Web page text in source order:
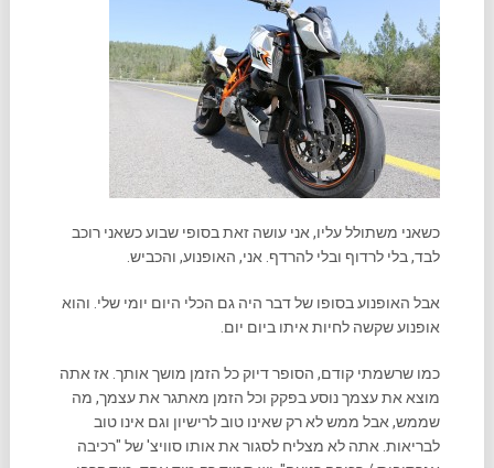
כשאני משתולל עליו, אני עושה זאת בסופי שבוע כשאני רוכב
לבד, בלי לרדוף ובלי להרדף. אני, האופנוע, והכביש.
אבל האופנוע בסופו של דבר היה גם הכלי היום יומי שלי. והוא
אופנוע שקשה לחיות איתו ביום יום.
כמו שרשמתי קודם, הסופר דיוק כל הזמן מושך אותך. אז אתה
מוצא את עצמך נוסע בפקק וכל הזמן מאתגר את עצמך, מה
שממש, אבל ממש לא רק שאינו טוב לרישיון וגם אינו טוב
לבריאות. אתה לא מצליח לסגור את אותו סוויצ' של "רכיבה